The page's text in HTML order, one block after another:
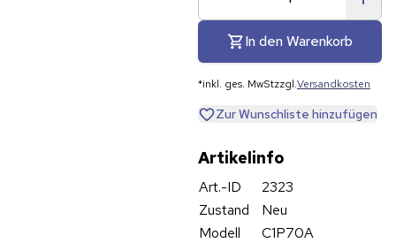
In den Warenkorb
*inkl. ges. MwStzzgl.Versandkosten
Zur Wunschliste hinzufügen
Artikelinfo
Art.-ID
2323
Zustand
Neu
Modell
C1P70A